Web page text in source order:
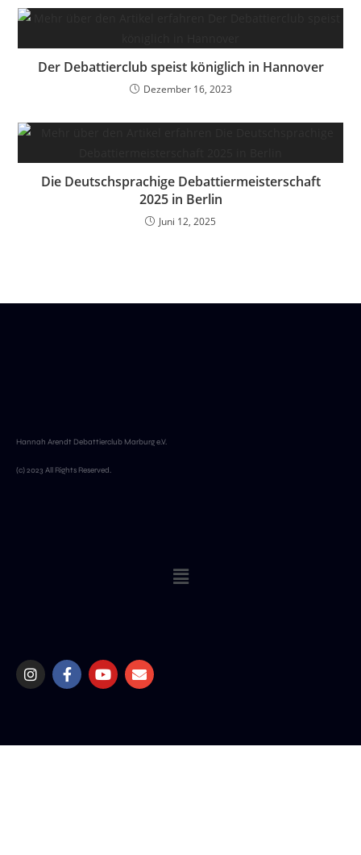
Der Debattierclub speist königlich in Hannover
Dezember 16, 2023
Die Deutschsprachige Debattiermeisterschaft
2025 in Berlin
Juni 12, 2025
Hannah Arendt Debattierclub Marburg e.V.
(c) 2023 All Rights Reserved.